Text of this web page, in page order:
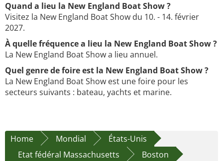
Quand a lieu la New England Boat Show ?
Visitez la New England Boat Show du 10. - 14. février
2027.
À quelle fréquence a lieu la New England Boat Show ?
La New England Boat Show a lieu annuel.
Quel genre de foire est la New England Boat Show ?
La New England Boat Show est une foire pour les
secteurs suivants : bateau, yachts et marine.
Home Mondial
États-Unis
Etat fédéral Massachusetts
Boston